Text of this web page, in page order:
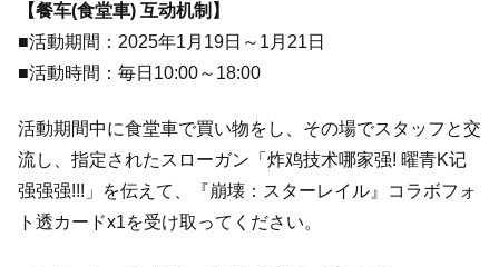
【餐车(食堂車) 互动机制】
■活動期間：2025年1月19日～1月21日
■活動時間：毎日10:00～18:00
活動期間中に食堂車で買い物をし、その場でスタッフと交
流し、指定されたスローガン「炸鸡技术哪家强! 曜青K记
强强强!!!」を伝えて、『崩壊：スターレイル』コラボフォ
ト透カードx1を受け取ってください。